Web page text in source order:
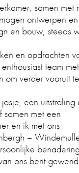
samen met
ontwerpen en
en bouw, steeds
en opdrachten
team met
om verder vooruit te
een uitstraling
met een
en ik met ons
–
ons bent